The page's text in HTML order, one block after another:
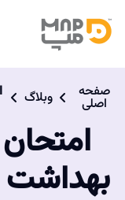
صفحه
اصلی وبلاگ
بهداشت